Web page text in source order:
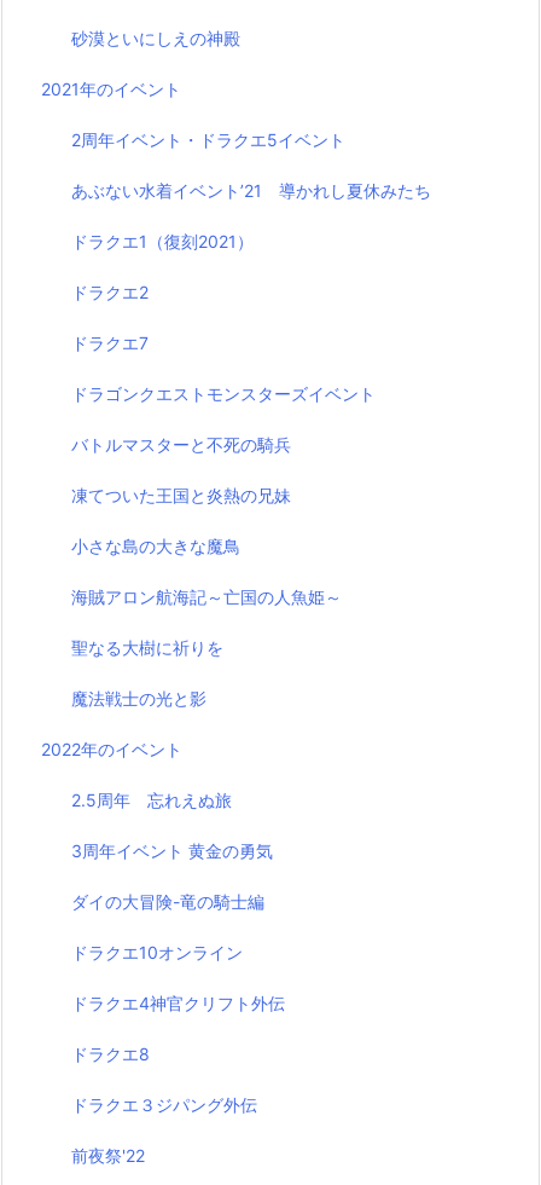
砂漠といにしえの神殿
2021年のイベント
2周年イベント・ドラクエ5イベント
あぶない水着イベント’21 導かれし夏休みたち
ドラクエ1（復刻2021）
ドラクエ2
ドラクエ7
ドラゴンクエストモンスターズイベント
バトルマスターと不死の騎兵
凍てついた王国と炎熱の兄妹
小さな島の大きな魔鳥
海賊アロン航海記～亡国の人魚姫～
聖なる大樹に祈りを
魔法戦士の光と影
2022年のイベント
2.5周年 忘れえぬ旅
3周年イベント 黄金の勇気
ダイの大冒険-竜の騎士編
ドラクエ10オンライン
ドラクエ4神官クリフト外伝
ドラクエ8
ドラクエ３ジパング外伝
前夜祭'22